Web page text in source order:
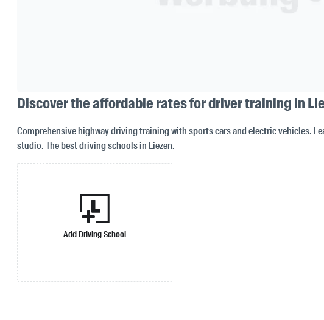
Discover the affordable rates for driver training in
Comprehensive highway driving training with sports cars and electric vehicles.
studio. The best driving schools in Liezen.
Add Driving School